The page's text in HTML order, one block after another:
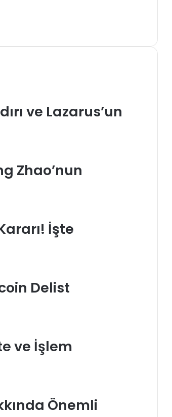
ve Lazarus’un
Zhao’nun
İşte
Delist
ve İşlem
Önemli